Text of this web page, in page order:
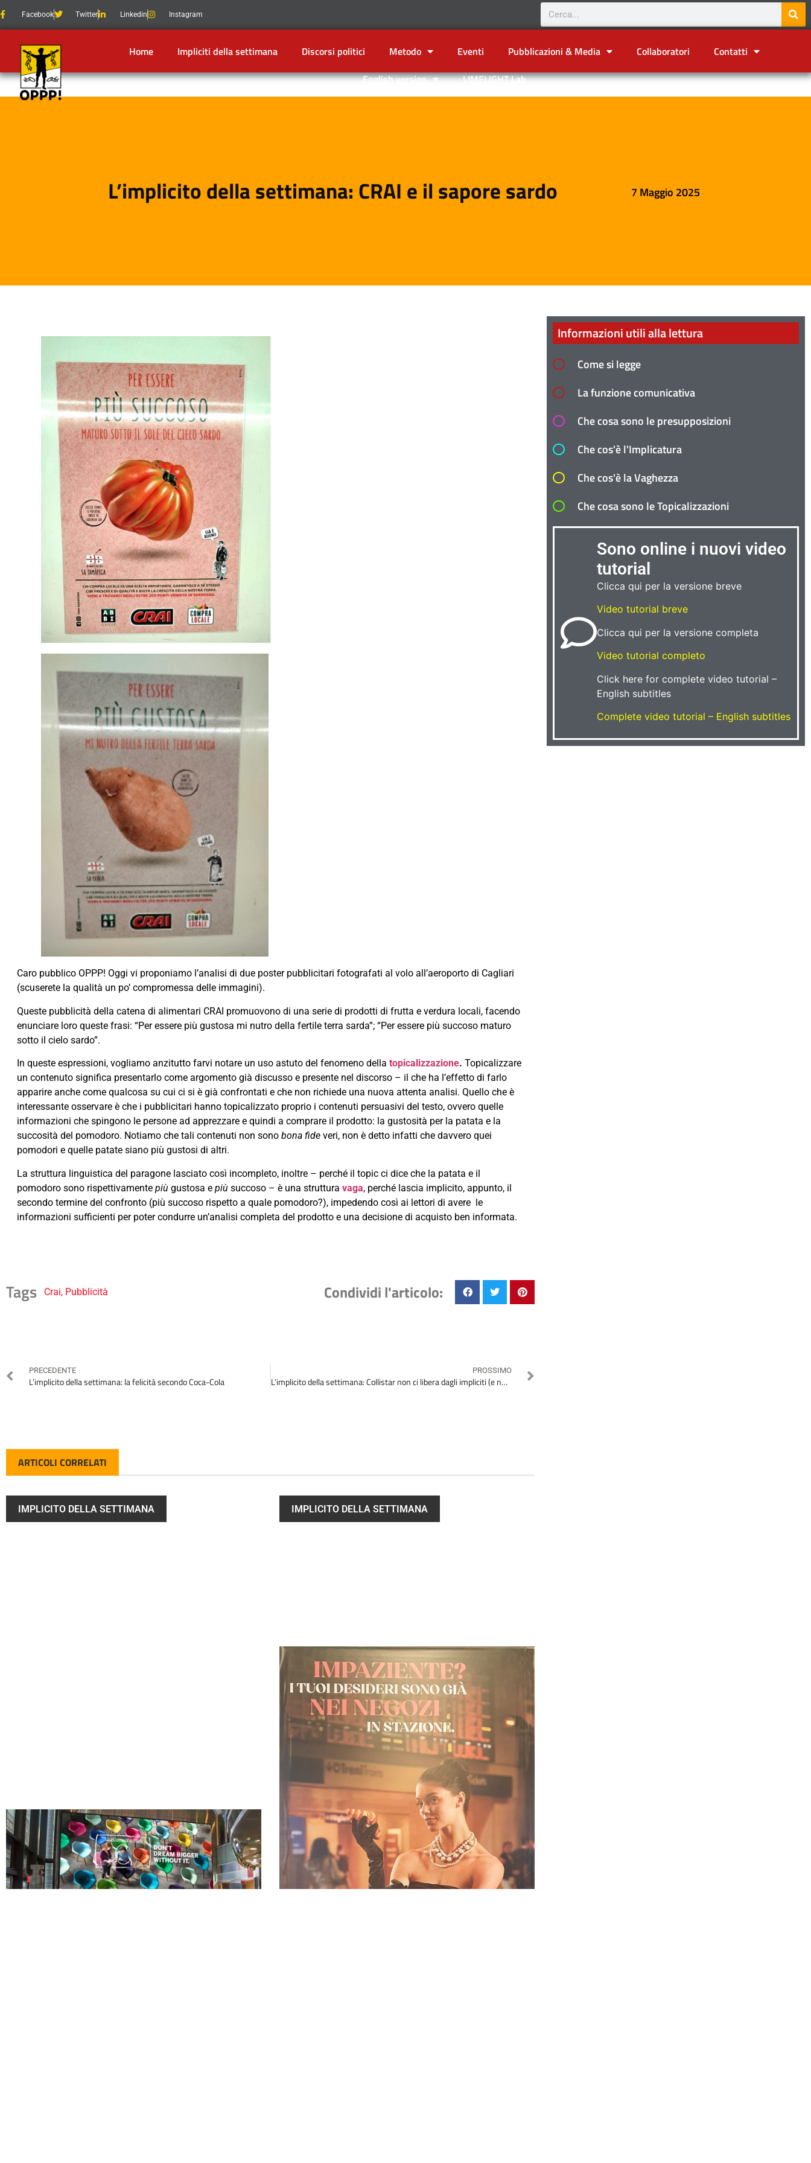
Facebook Twitter Linkedin Instagram
Home Impliciti della settimana Discorsi politici Metodo Eventi Pubblicazioni & Media Collaboratori
Contatti
English version
LIMELIGHT Lab
L’implicito della settimana: CRAI e il sapore sardo 7 Maggio 2025
Caro pubblico OPPP! Oggi vi proponiamo l’analisi di due poster pubblicitari fotografati al volo all’aeroporto di Cagliari
(scuserete la qualità un po’ compromessa delle immagini).
Queste pubblicità della catena di alimentari CRAI promuovono di una serie di prodotti di frutta e verdura locali, facendo
enunciare loro queste frasi: “Per essere più gustosa mi nutro della fertile terra sarda”; “Per essere più succoso maturo
sotto il cielo sardo”.
In queste espressioni, vogliamo anzitutto farvi notare un uso astuto del fenomeno della topicalizzazione. Topicalizzare
un contenuto significa presentarlo come argomento già discusso e presente nel discorso – il che ha l’effetto di farlo
apparire anche come qualcosa su cui ci si è già confrontati e che non richiede una nuova attenta analisi. Quello che è
interessante osservare è che i pubblicitari hanno topicalizzato proprio i contenuti persuasivi del testo, ovvero quelle
informazioni che spingono le persone ad apprezzare e quindi a comprare il prodotto: la gustosità per la patata e la
succosità del pomodoro. Notiamo che tali contenuti non sono bona fide veri, non è detto infatti che davvero quei
pomodori e quelle patate siano più gustosi di altri.
La struttura linguistica del paragone lasciato così incompleto, inoltre – perché il topic ci dice che la patata e il
pomodoro sono rispettivamente più gustosa e più succoso – è una struttura vaga, perché lascia implicito, appunto, il
secondo termine del confronto (più succoso rispetto a quale pomodoro?), impedendo così ai lettori di avere le
informazioni sufficienti per poter condurre un’analisi completa del prodotto e una decisione di acquisto ben informata.
Tags Crai, Pubblicità Condividi l'articolo:
PRECEDENTE
L’implicito della settimana: la felicità secondo Coca-Cola
PROSSIMO
L’implicito della settimana: Collistar non ci libera dagli impliciti (e nemmeno dalla beauty-routine)
ARTICOLI CORRELATI
IMPLICITO DELLA SETTIMANA
Leggi articolo
IMPLICITO DELLA SETTIMANA
Leggi articolo
Informazioni utili alla lettura
Come si legge
La funzione comunicativa
Che cosa sono le presupposizioni
Che cos'è l'Implicatura
Che cos'è la Vaghezza
Che cosa sono le Topicalizzazioni
Sono online i nuovi video
tutorial
Clicca qui per la versione breve
Video tutorial breve
Clicca qui per la versione completa
Video tutorial completo
Click here for complete video tutorial –
English subtitles
Complete video tutorial – English subtitles